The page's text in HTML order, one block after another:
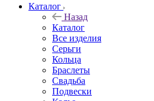
Каталог
Назад
Каталог
Все изделия
Серьги
Кольца
Браслеты
Свадьба
Подвески